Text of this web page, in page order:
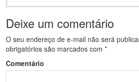
Deixe um comentário
O seu endereço de e-mail não será
obrigatórios são marcados com *
Comentário